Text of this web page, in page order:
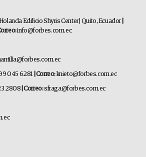
Edificio Shyris Center | Quito, Ecuador
info@forbes.com.ec
045 6281 | Correo:knieto@forbes.com.ec
2808 | Correo:sfraga@forbes.com.ec